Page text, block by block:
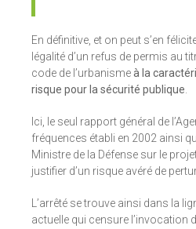
En définitive, et on peut s’en
légalité d’un refus de permis au
code de l’urbanismeà la
risque pour la sécurité publique
Ici, le seul rapport général de
fréquences établi en 2002 ainsi
Ministre de la Défense sur le
justifier d’un risque avéré de
L’arrêté se trouve ainsi dans la
actuelle qui censure l’invocation